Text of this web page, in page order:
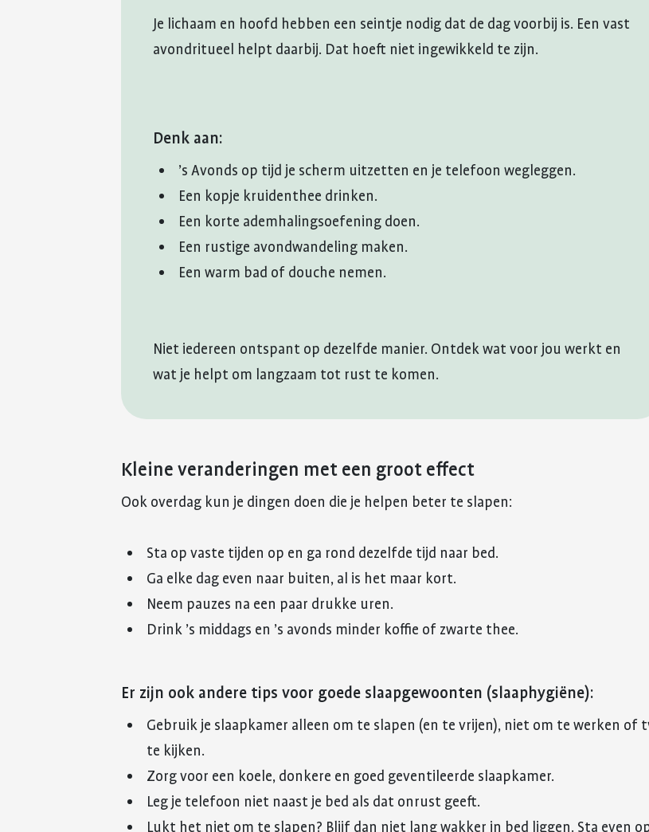
Je lichaam en hoofd hebben een seintje nodig dat de dag voorbij is. Een vast
avondritueel helpt daarbij. Dat hoeft niet ingewikkeld te zijn.
Denk aan:
’s Avonds op tijd je scherm uitzetten en je telefoon wegleggen.
Een kopje kruidenthee drinken.
Een korte ademhalingsoefening doen.
Een rustige avondwandeling maken.
Een warm bad of douche nemen.
Niet iedereen ontspant op dezelfde manier. Ontdek wat voor jou werkt en
wat je helpt om langzaam tot rust te komen.
Kleine veranderingen met een groot effect
Ook overdag kun je dingen doen die je helpen beter te slapen:
Sta op vaste tijden op en ga rond dezelfde tijd naar bed.
Ga elke dag even naar buiten, al is het maar kort.
Neem pauzes na een paar drukke uren.
Drink ’s middags en ’s avonds minder koffie of zwarte thee.
Er zijn ook andere tips voor goede slaapgewoonten (slaaphygiëne):
Gebruik je slaapkamer alleen om te slapen (en te vrijen), niet om te werken of
te kijken.
Zorg voor een koele, donkere en goed geventileerde slaapkamer.
Leg je telefoon niet naast je bed als dat onrust geeft.
Lukt het niet om te slapen? Blijf dan niet lang wakker in bed liggen. Sta even